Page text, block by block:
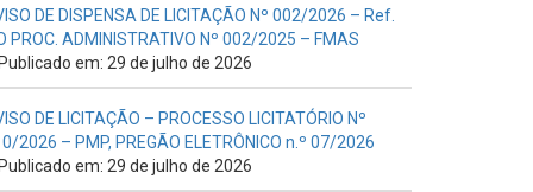
DE DISPENSA DE LICITAÇÃO Nº 002/2026 – Ref.
PROC. ADMINISTRATIVO Nº 002/2025 – FMAS
Publicado em: 29 de julho de 2026
DE LICITAÇÃO – PROCESSO LICITATÓRIO Nº
2026 – PMP, PREGÃO ELETRÔNICO n.º 07/2026
Publicado em: 29 de julho de 2026